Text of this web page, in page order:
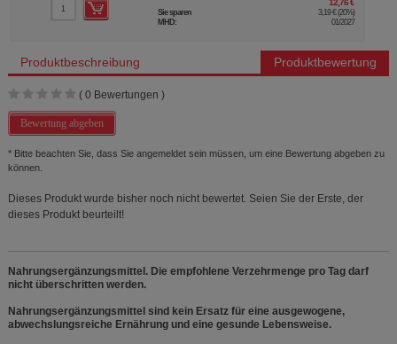
12,76 €
Sie sparen 3,19 € (20%)
MHD:
01/2027
Produktbeschreibung Produktbewertung
( 0 Bewertungen )
Bewertung abgeben
* Bitte beachten Sie, dass Sie angemeldet sein müssen, um eine Bewertung abgeben zu
können.
Dieses Produkt wurde bisher noch nicht bewertet. Seien Sie der Erste, der
dieses Produkt beurteilt!
Nahrungsergänzungsmittel. Die empfohlene Verzehrmenge pro Tag darf
nicht überschritten werden.
Nahrungsergänzungsmittel sind kein Ersatz für eine ausgewogene,
abwechslungsreiche Ernährung und eine gesunde Lebensweise.